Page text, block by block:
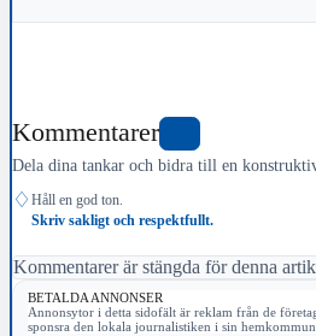
Kommentarer
Dela dina tankar och bidra till en
♢ Håll en god ton.
Skriv sakligt och respektfullt.
Kommentarer är stängda för denna
BETALDA ANNONSER
Annonsytor i detta sidofält är reklam från de
sponsra den lokala journalistiken i sin hemkommun.